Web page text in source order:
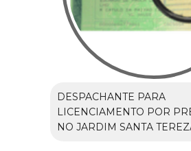
DESPACHANTE PARA
LICENCIAMENTO POR
NO JARDIM SANTA